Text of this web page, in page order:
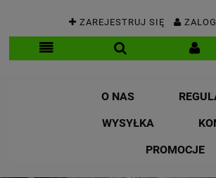
ZAREJESTRUJ SIĘ
O NAS
WYSYŁKA
PROMOCJE